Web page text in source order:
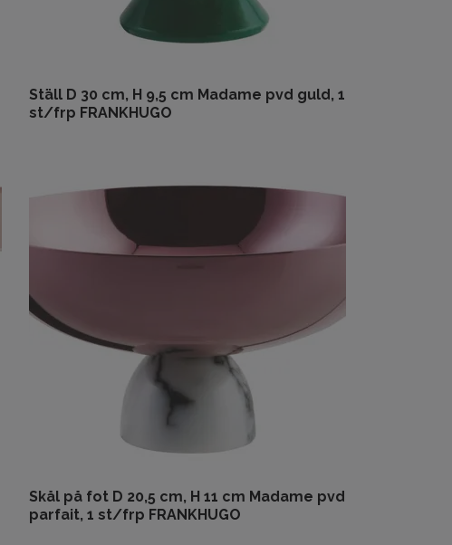
Ställ D 30 cm, H 9,5 cm Madame pvd guld, 1
st/frp FRANKHUGO
Skål på fot D 20,5 cm, H 11 cm Madame pvd
parfait, 1 st/frp FRANKHUGO